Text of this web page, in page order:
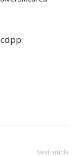
Next article